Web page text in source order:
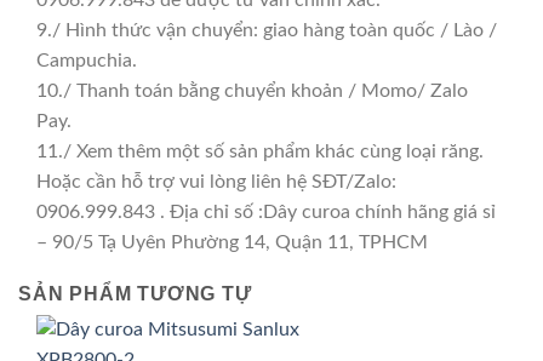
9./ Hình thức vận chuyển: giao hàng toàn quốc / Lào /
Campuchia.
10./ Thanh toán bằng chuyển khoản / Momo/ Zalo
Pay.
11./ Xem thêm một số sản phẩm khác cùng loại răng.
Hoặc cần hỗ trợ vui lòng liên hệ SĐT/Zalo:
0906.999.843 . Địa chỉ số :Dây curoa chính hãng giá sỉ
– 90/5 Tạ Uyên Phường 14, Quận 11, TPHCM
SẢN PHẨM TƯƠNG TỰ